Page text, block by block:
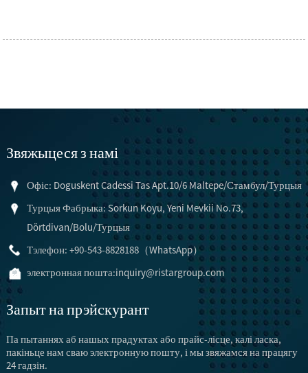
Звяжыцеся з намі
Офіс: Doguskent Cadessi Tas Apt.10/6 Maltepe/Стамбул/Турцыя
Турцыя Фабрыка: Sorkun Koyu, Yeni Mevkii No.73,
Dörtdivan/Bolu/Турцыя
Тэлефон: +90-543-8828188（WhatsApp）
электронная пошта:inquiry@ristargroup.com
Запыт на прэйскурант
Па пытаннях аб нашых прадуктах або прайс-лісце, калі ласка,
пакіньце нам сваю электронную пошту, і мы звяжамся на працягу
24 гадзін.